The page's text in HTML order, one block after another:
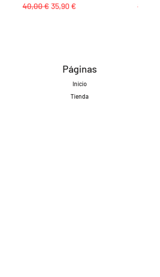
Precio
40,00 € Precio de oferta
35,90 € Precio
85,00 €
Páginas
Inicio
Tienda